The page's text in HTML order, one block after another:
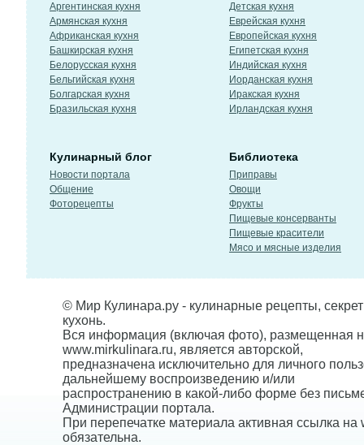
Аргентинская кухня
Армянская кухня
Африканская кухня
Башкирская кухня
Белорусская кухня
Бельгийская кухня
Болгарская кухня
Бразильская кухня
Детская кухня
Еврейская кухня
Европейская кухня
Египетская кухня
Индийская кухня
Иорданская кухня
Иракская кухня
Ирландская кухня
Кулинарный блог
Новости портала
Общение
Фоторецепты
Библиотека
Приправы
Овощи
Фрукты
Пищевые консерванты
Пищевые красители
Мясо и мясные изделия
© Мир Кулинара.ру - кулинарные рецепты,
кухонь.
Вся информация (включая фото), размещенная
www.mirkulinara.ru, является авторской,
предназначена исключительно для личного
дальнейшему воспроизведению и/или
распространению в какой-либо форме без
Администрации портала.
При перепечатке материала активная ссылка на
обязательна.